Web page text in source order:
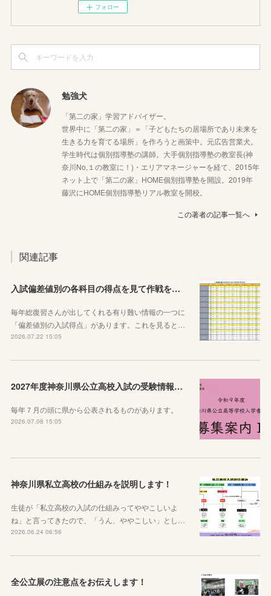
フォロー
勉強犬
「第二の家」学習アドバイザー。
世界中に「第二の家」＝「子どもたちの居場所であり未来を
生きる力を育てる場所」を作ろうと画策中。元広告営業犬。
学生時代は個別指導塾の講師。大手個別指導塾の教室長(神
奈川No,１の教室に！)・エリアマネージャーを経て、2015年
ネット上で「第二の家」HOME個別指導塾を開設。2019年
藤沢にHOME個別指導塾リアル教室を開校。
この著者の記事一覧へ
関連記事
入試偏差値別の各科目の得点を見て作戦を練ろう！
毎年総復習さんが出してくれる有り難い情報の一つに
「偏差値別の入試得点」があります。これを見ると…
2026.07.22 15:05
2027年度神奈川県公立高校入試の受験情報のまとめ【実施要項・募集案内等】
毎年７月の頭に県から公表されるものがあります。
2026.07.08 15:05
神奈川県私立高校の仕組みを説明します！
生徒が「私立高校の入試の仕組みってややこしいよ
ね」と言ってきたので、「うん、ややこしい」とし…
2026.06.24 06:56
全公立展の注意点をお伝えします！